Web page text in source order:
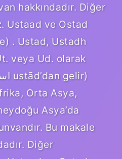
hakkındadır. Diğer
Ustaad ve Ostad
. Ustad, Ustadh
veya Ud. olarak
Orta Asya,
Asya’da
Bu makale
Diğer